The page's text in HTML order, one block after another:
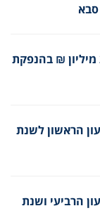
₪ בהנפקת
הראשון לשנת
הרביעי ושנת